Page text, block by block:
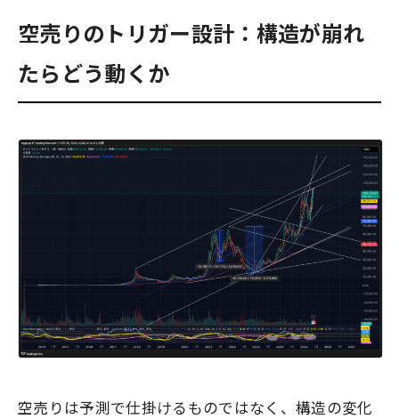
空売りのトリガー設計：構造が崩れ
たらどう動くか
空売りは予測で仕掛けるものではなく、構造の変化